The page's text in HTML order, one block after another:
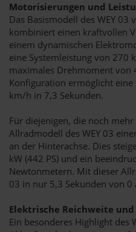
Motorisierungen und
Das Basismodell des WEY
kombiniert einen kraftvollen
einem dynamischen
eine Systemleistung von 270
maximales Drehmoment von
Konfiguration ermöglicht
km/h in 7,3 Sekunden.
Für diejenigen, die noch
Allradmodell des WEY 03
an der Hinterachse. Dies
kW (442 PS) und ein
Newtonmetern. Mit dieser
03 in nur 5,3 Sekunden von
Elektrische Reichweite und
Ein besonderes Highlight des